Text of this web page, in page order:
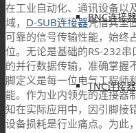
BNC连接器
TNC连接器
在工业自动化、通讯设备以
域， D-SUB连接器凭借其坚
可靠的信号传输性能，始终
位。无论是基础的RS-232
的并行数据传输，准确掌握
脚定义是每一位电气工程师
能。作为业内领先的连接器
知在实际应用中，因引脚接
设备损耗是行业痛点。为此